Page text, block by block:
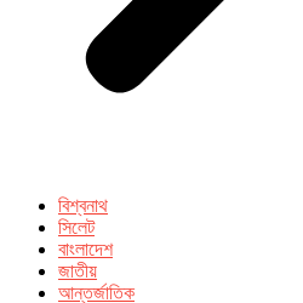
বিশ্বনাথ
সিলেট
বাংলাদেশ
জাতীয়
আন্তর্জাতিক